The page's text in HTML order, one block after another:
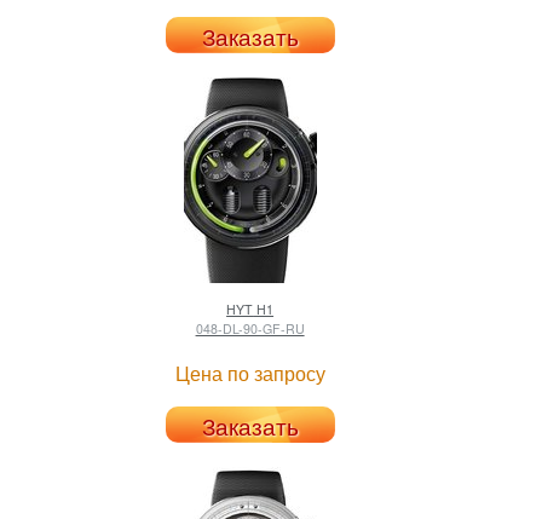
Заказать
HYT H1
048-DL-90-GF-RU
Цена по запросу
Заказать